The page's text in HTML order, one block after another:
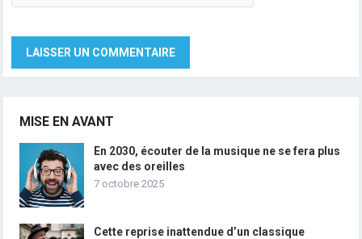
MISE EN AVANT
En 2030, écouter de la musique ne se fera plus
avec des oreilles
7 octobre 2025
Cette reprise inattendue d’un classique